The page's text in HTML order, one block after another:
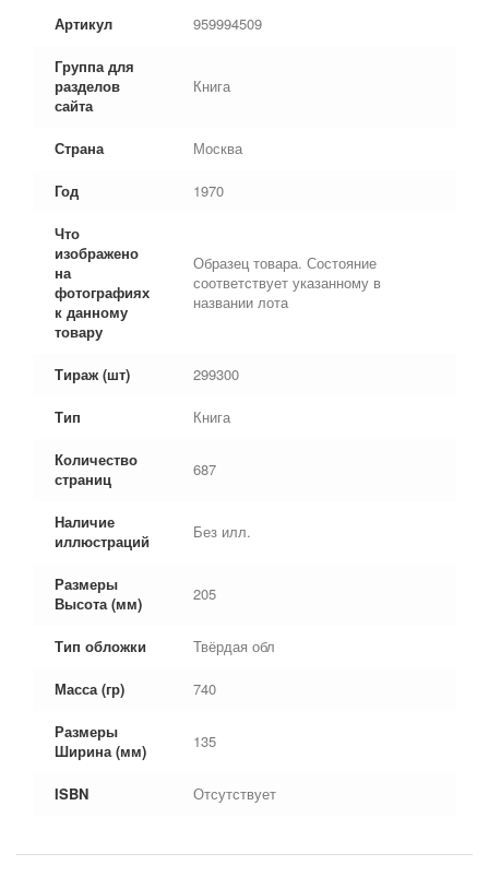
Артикул 959994509
Группа для
разделов
сайта
Книга
Страна Москва
Год 1970
Что
изображено
на
фотографиях
к данному
товару
Образец товара. Состояние
соответствует указанному в
названии лота
Тираж (шт) 299300
Тип Книга
Количество
страниц
687
Наличие
иллюстраций
Без илл.
Размеры
Высота (мм)
205
Тип обложки Твёрдая обл
Масса (гр) 740
Размеры
Ширина (мм)
135
ISBN Отсутствует